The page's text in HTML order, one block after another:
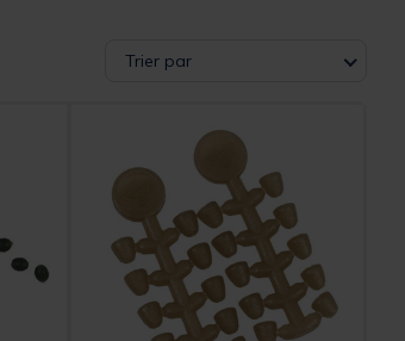
Trier par